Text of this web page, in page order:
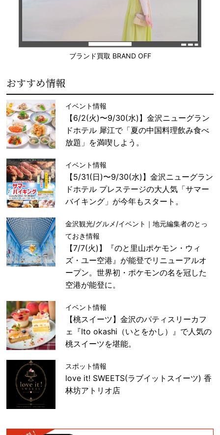
ブランド買取 BRAND OFF
おすすめ情報
イベント情報
【6/2(火)〜9/30(水)】金沢ニューグラン
ドホテル 犀江で「夏の中国料理飲み食べ
放題」を満喫しよう。
イベント情報
【5/31(日)〜9/30(水)】金沢ニューグラン
ドホテル プレステージの大人気「サマー
バイキング」が今年もスタート。
金沢観光/グルメ/イベント｜地元編集者のとっ
ておき情報
【7/7(火)】『のと里山ポケモン・ウィ
ズ・ユー空港』が能登でリニューアルオ
ープン。世界初・ポケモンの名を冠した
空港が能登に。
イベント情報
【桃スイーツ】金沢のパティスリーカフ
ェ『Ito okashi（いとをかし）』で人気の
桃スイーツを堪能。
スポット情報
love it! SWEETS(ラブイットスイーツ) 香
林坊アトリオ店